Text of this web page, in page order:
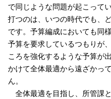
で同じような問題が起こって
打つのは、いつの時代でも、
です。予算編成においても同
予算を要求しているつもりが
ころを強化するような予算が
かけて全体最適から遠ざかっ
ん。
全体最適を目指し、所管課